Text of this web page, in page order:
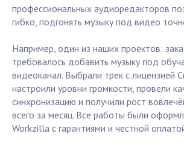
профессиональных аудиоредакторов
гибко, подгонять музыку под видео
Например, один из наших проектов:
требовалось добавить музыку под
видеоканал. Выбрали трек с лицензией
настроили уровни громкости, провели
синхронизацию и получили рост
всего за месяц. Все работы были
Workzilla с гарантиями и честной